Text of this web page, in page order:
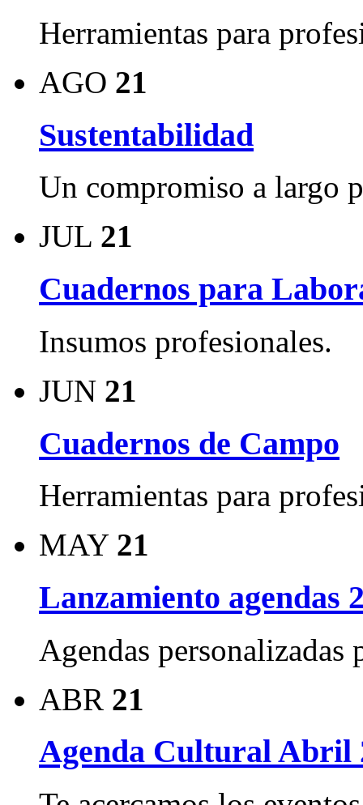
Herramientas para
AGO 21
Sustentabilidad
Un compromiso a largo
JUL 21
Cuadernos para
Insumos profesionales.
JUN 21
Cuadernos de Campo
Herramientas para
MAY 21
Lanzamiento agendas
Agendas personalizadas
ABR 21
Agenda Cultural Abril